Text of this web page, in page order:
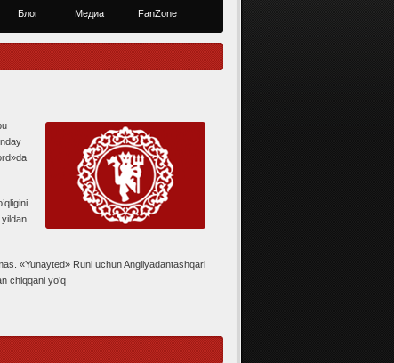
Блог Медиа FanZone
yildan
«Yunayted» Runi uchun Angliyadantashqari
chiqqani yo’q